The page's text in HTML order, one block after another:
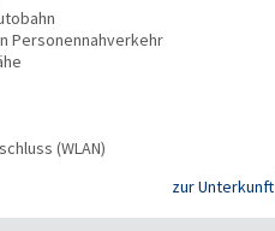
Personennahverkehr
(WLAN)
zur Unterkunft